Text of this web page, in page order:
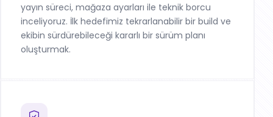
yayın süreci, mağaza ayarları ile teknik borcu
inceliyoruz. İlk hedefimiz tekrarlanabilir bir build ve
ekibin sürdürebileceği kararlı bir sürüm planı
oluşturmak.